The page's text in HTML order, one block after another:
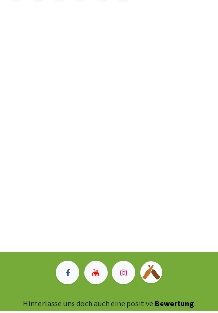
Hinterlasse uns doch auch eine positive Bewertung.